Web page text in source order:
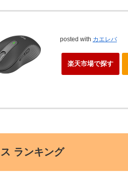
posted with カエレバ
楽天市場で探す
ランキング